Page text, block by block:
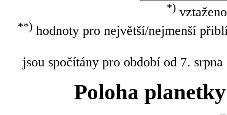
*)
**)hodnoty pro největší/nejmenší
jsou spočítány pro období od 7.
Poloha